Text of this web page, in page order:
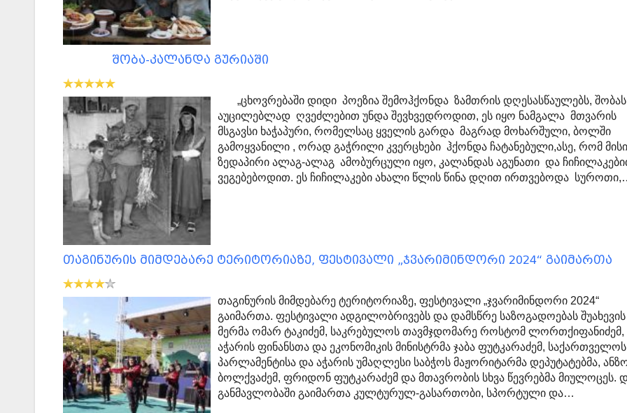
შობა-კალანდა გურიაში
„ცხოვრებაში დიდი პოეზია შემოჰქონდა ზამთრის დღესასწაულებს, შობას
აუცილებლად ღვეძლებით უნდა შევხვედროდით, ეს იყო ნამგალა მთვარის
მსგავსი ხაჭაპური, რომელსაც ყველის გარდა მაგრად მოხარშული, ბოლში
გამოყვანილი , ორად გაჭრილი კვერცხები ჰქონდა ჩატანებული,ასე, რომ მისი
ზედაპირი ალაგ-ალაგ ამობურცული იყო, კალანდას აგუნათი და
ვეგებებოდით. ეს ჩიჩილაკები ახალი წლის წინა დღით ირთვებოდა
თაგინურის მიმდებარე ტერიტორიაზე, ფესტივალი „ჯვარიმინდორი 2024“ გაიმართა
თაგინურის მიმდებარე ტერიტორიაზე, ფესტივალი „ჯვარიმინდორი 2024“
გაიმართა. ფესტივალი ადგილობრივებს და დამსწრე საზოგადოებას შუახევის
მერმა ომარ ტაკიძემ, საკრებულოს თავმჯდომარე როსტომ ლორთქიფანიძემ,
აჭარის ფინანსთა და ეკონომიკის მინისტრმა ჯაბა ფუტკარაძემ, საქართველოს
პარლამენტისა და აჭარის უმაღლესი საბჭოს მაჟორიტარმა დეპუტატებმა,
ბოლქვაძემ, ფრიდონ ფუტკარაძემ და მთავრობის სხვა წევრებმა მიულოცეს.
განმავლობაში გაიმართა კულტურულ-გასართობი, სპორტული და…